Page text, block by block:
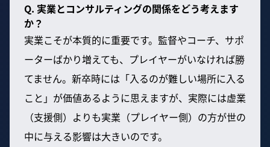
Q. 実業とコンサルティングの関係をどう考えます
か？
実業こそが本質的に重要です。監督やコーチ、サポ
ーターばかり増えても、プレイヤーがいなければ勝
てません。新卒時には「入るのが難しい場所に入る
こと」が価値あるように思えますが、実際には虚業
（支援側）よりも実業（プレイヤー側）の方が世の
中に与える影響は大きいのです。